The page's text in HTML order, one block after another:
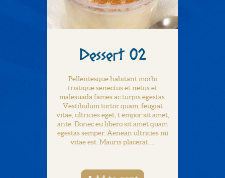
Dessert 02
Pellentesque habitant morbi
tristique senectus et netus et
malesuada fames ac turpis egestas.
Vestibulum tortor quam, feugiat
vitae, ultricies eget, t empor sit amet,
ante. Donec eu libero sit amet quam
egestas semper. Aenean ultricies mi
vitae est. Mauris placerat …